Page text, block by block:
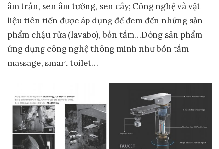
âm trần, sen âm tường, sen cây; Công nghệ và vật
liệu tiên tiến được áp dụng để đem đến những sản
phẩm chậu rửa (lavabo), bồn tắm…Dòng sản phẩm
ứng dụng công nghệ thông minh như bồn tắm
massage, smart toilet…